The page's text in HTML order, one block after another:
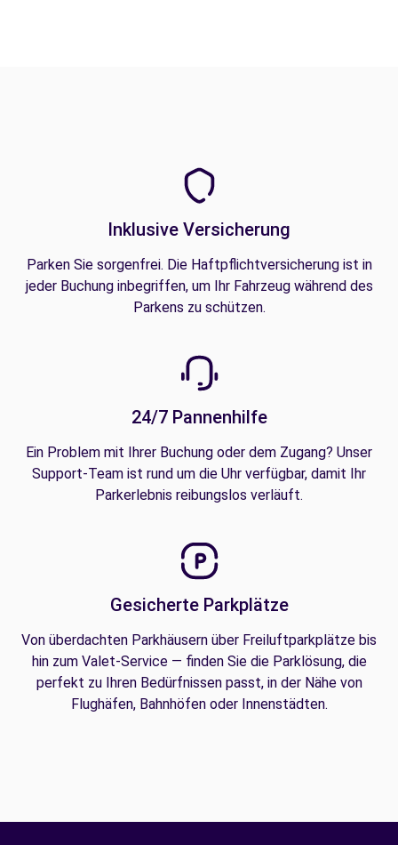
Inklusive Versicherung
Parken Sie sorgenfrei. Die Haftpflichtversicherung ist in
jeder Buchung inbegriffen, um Ihr Fahrzeug während des
Parkens zu schützen.
24/7 Pannenhilfe
Ein Problem mit Ihrer Buchung oder dem Zugang? Unser
Support-Team ist rund um die Uhr verfügbar, damit Ihr
Parkerlebnis reibungslos verläuft.
Gesicherte Parkplätze
Von überdachten Parkhäusern über Freiluftparkplätze bis
hin zum Valet-Service — finden Sie die Parklösung, die
perfekt zu Ihren Bedürfnissen passt, in der Nähe von
Flughäfen, Bahnhöfen oder Innenstädten.